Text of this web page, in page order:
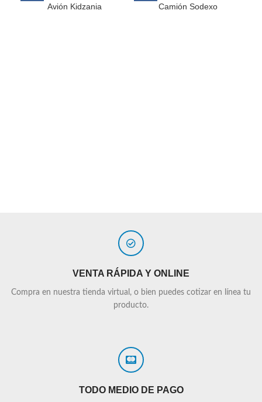
Avión Kidzania Camión Sodexo
VENTA RÁPIDA Y ONLINE
Compra en nuestra tienda virtual, o bien puedes cotizar en línea tu
producto.
TODO MEDIO DE PAGO